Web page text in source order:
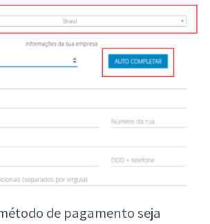
de pagamento seja